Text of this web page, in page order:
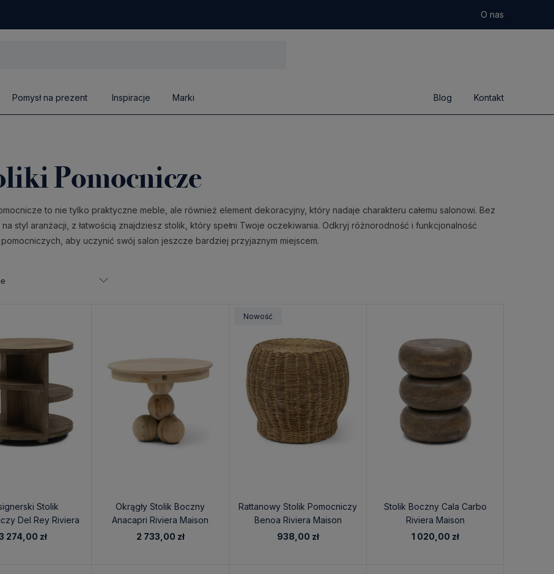
O nas
Pomysł na prezent Inspiracje Marki Blog Kontakt
Pomocnicze
to nie tylko praktyczne meble, ale również element dekoracyjny, który nadaje charakteru całemu salonowi. Bez
styl aranżacji, z łatwością znajdziesz stolik, który spełni Twoje oczekiwania. Odkryj różnorodność i funkcjonalność
aby uczynić swój salon jeszcze bardziej przyjaznym miejscem.
Stolik
Del Rey Riviera
60x55cm
274,00 zł
Okrągły Stolik Boczny
Anacapri Riviera Maison
2 733,00 zł
Rattanowy Stolik Pomocniczy
Benoa Riviera Maison
938,00 zł
Nowość
Stolik Boczny Cala Carbo
Riviera Maison
1 020,00 zł